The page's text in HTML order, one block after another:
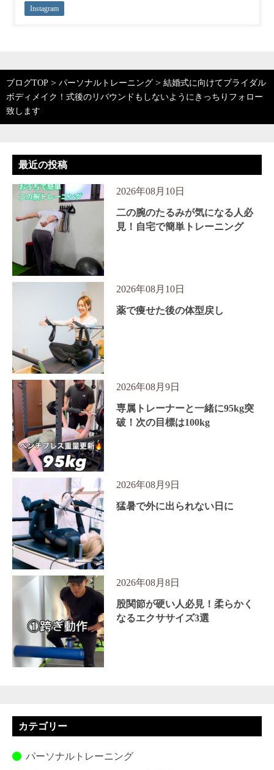
Instagram
ブログTOP > パーソナルトレーニング > 結婚式に向けてブライダル
ボディメイク！式後のリバウンドもしないようにきっちりフォロー
致します
最近の投稿
2026年08月10日
二の腕のたるみが気になる人必
見！自宅で簡単トレーニング
2026年08月10日
薬で痩せた後の体型戻し
2026年08月9日
専属トレーナーと一緒に95kg突
破！次の目標は100kg
2026年08月9日
猛暑で外に出られない日に
2026年08月8日
股関節が硬い人必見！柔らかく
なるエクササイズ3選
カテゴリー
パーソナルトレーニング